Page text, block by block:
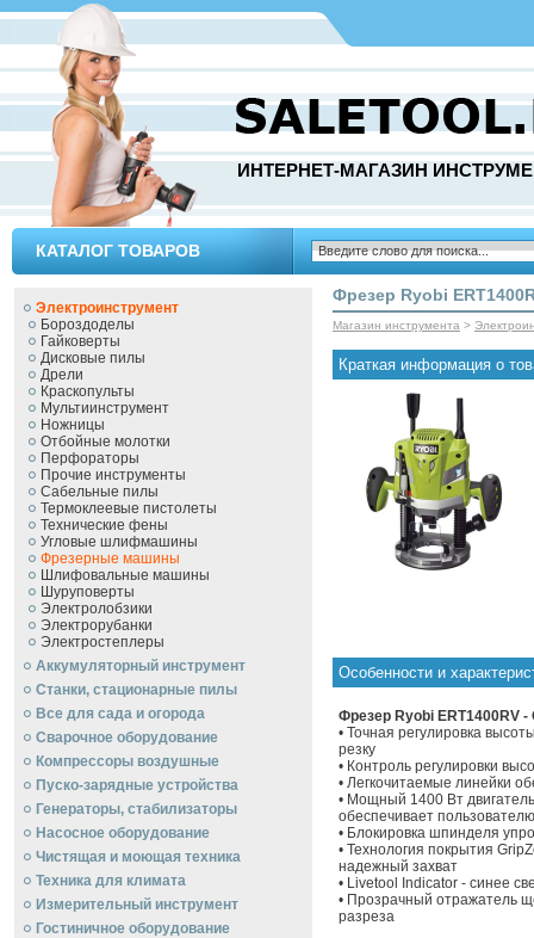
ИНТЕРНЕТ-МАГАЗИН
КАТАЛОГ ТОВАРОВ
Электроинструмент
Бороздоделы
Гайковерты
Дисковые пилы
Дрели
Краскопульты
Мультиинструмент
Ножницы
Отбойные молотки
Перфораторы
Прочие инструменты
Сабельные пилы
Термоклеевые пистолеты
Технические фены
Угловые шлифмашины
Фрезерные машины
Шлифовальные машины
Шуруповерты
Электролобзики
Электрорубанки
Электростеплеры
Аккумуляторный инструмент
Станки, стационарные пилы
Все для сада и огорода
Сварочное оборудование
Компрессоры воздушные
Пуско-зарядные устройства
Генераторы, стабилизаторы
Насосное оборудование
Чистящая и моющая техника
Техника для климата
Измерительный инструмент
Гостиничное оборудование
Фрезер Ryobi
Магазин инструмента >
Краткая информация о
Особенности и
Фрезер Ryobi ERT1400RV -
• Точная регулировка
резку
• Контроль регулировки
• Легкочитаемые линейки
• Мощный 1400 Вт
обеспечивает
• Блокировка шпинделя
• Технология покрытия
надежный захват
• Livetool Indicator - синее
• Прозрачный отражатель
разреза